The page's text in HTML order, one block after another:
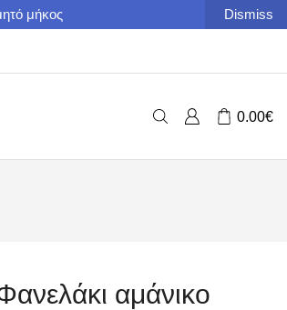
μήκος Dismiss
0.00€
αμάνικο